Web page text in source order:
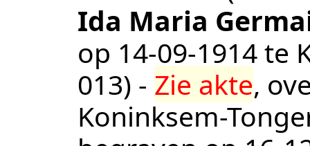
Ida Maria
op 14‑09‑1914te
013) - Zie akte,
Koninksem-